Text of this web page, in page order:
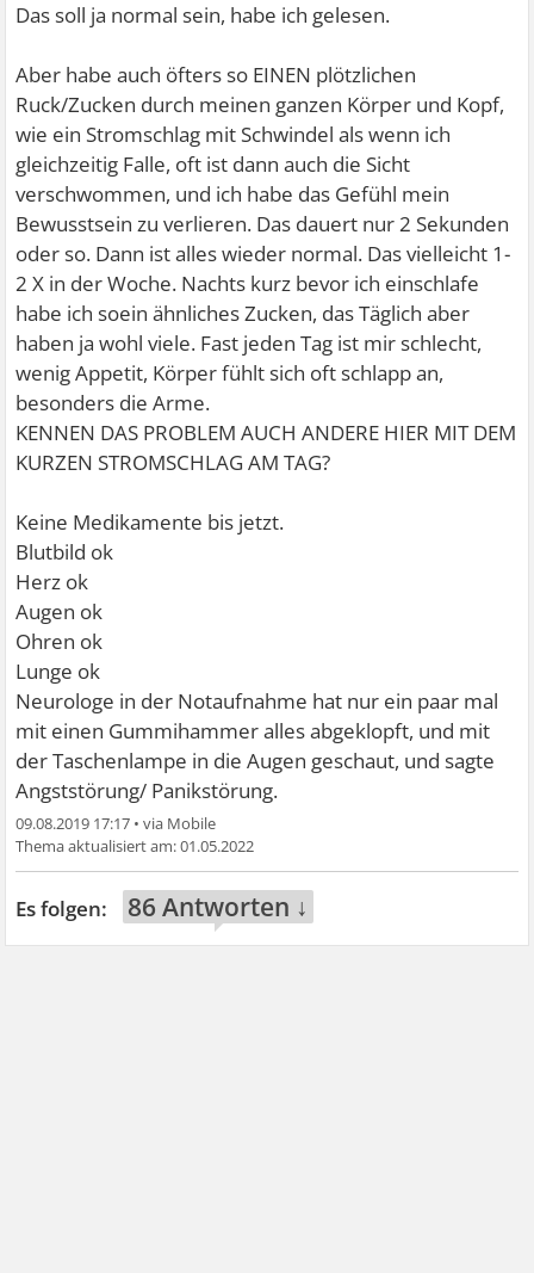
Das soll ja normal sein, habe ich gelesen.
Aber habe auch öfters so EINEN plötzlichen
Ruck/Zucken durch meinen ganzen Körper und Kopf,
wie ein Stromschlag mit Schwindel als wenn ich
gleichzeitig Falle, oft ist dann auch die Sicht
verschwommen, und ich habe das Gefühl mein
Bewusstsein zu verlieren. Das dauert nur 2 Sekunden
oder so. Dann ist alles wieder normal. Das vielleicht 1-
2 X in der Woche. Nachts kurz bevor ich einschlafe
habe ich soein ähnliches Zucken, das Täglich aber
haben ja wohl viele. Fast jeden Tag ist mir schlecht,
wenig Appetit, Körper fühlt sich oft schlapp an,
besonders die Arme.
KENNEN DAS PROBLEM AUCH ANDERE HIER MIT DEM
KURZEN STROMSCHLAG AM TAG?
Keine Medikamente bis jetzt.
Blutbild ok
Herz ok
Augen ok
Ohren ok
Lunge ok
Neurologe in der Notaufnahme hat nur ein paar mal
mit einen Gummihammer alles abgeklopft, und mit
der Taschenlampe in die Augen geschaut, und sagte
Angststörung/ Panikstörung.
09.08.2019 17:17 •
01.05.2022
86 Antworten ↓